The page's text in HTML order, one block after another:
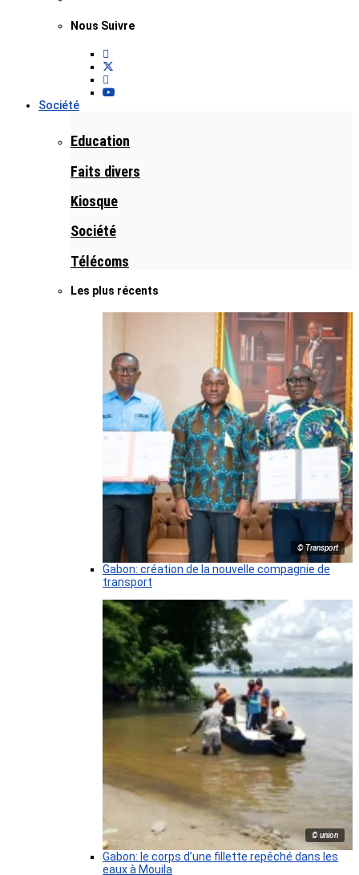
Nous Suivre
Société
Education
Faits divers
Kiosque
Société
Télécoms
Les plus récents
© Transport
Gabon: création de la nouvelle compagnie de
transport
© union
Gabon: le corps d’une fillette repêché dans les
eaux à Mouila